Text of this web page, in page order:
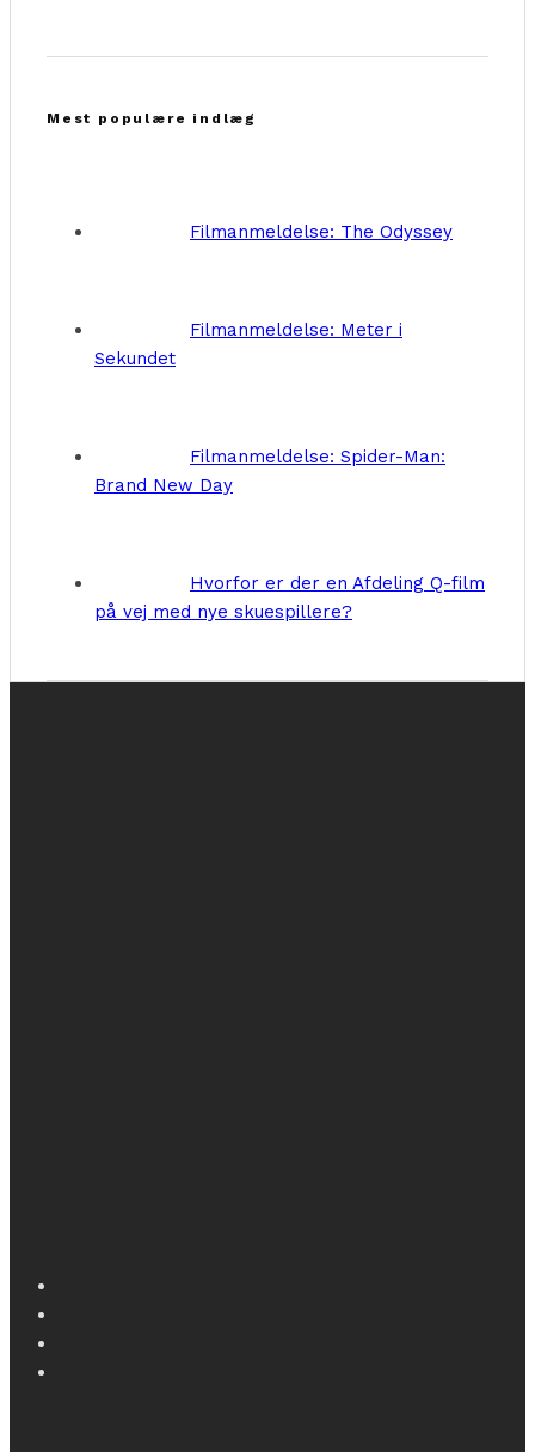
Mest populære indlæg
Filmanmeldelse: The Odyssey
Filmanmeldelse: Meter i
Sekundet
Filmanmeldelse: Spider-Man:
Brand New Day
Hvorfor er der en Afdeling Q-film
på vej med nye skuespillere?